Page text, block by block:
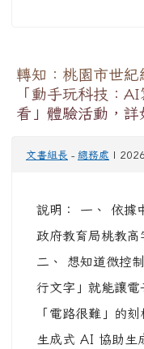
轉知：桃園市世
「動手玩科技：
看」體驗活動，詳
文書組長 - 總務處 |
說明： 一、 依據
政府教育局桃教
二、 想知道微控
行文字」就能讓
「電路很難」的
生成式 AI 協助生